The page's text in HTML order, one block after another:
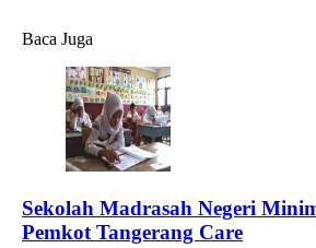
Baca Juga
Sekolah Madrasah Negeri
Pemkot Tangerang Care